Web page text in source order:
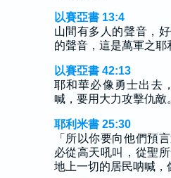
以賽亞書 13:4
山間有多人的聲音，
的聲音，這是萬軍之耶
以賽亞書 42:13
耶和華必像勇士出去
喊，要用大力攻擊仇敵。
耶利米書 25:30
「所以你要向他們預
必從高天吼叫，從聖
地上一切的居民呐喊，